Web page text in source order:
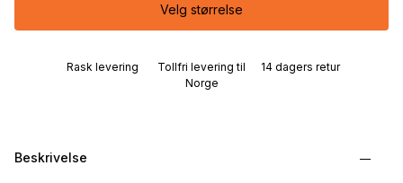
Velg størrelse
Rask levering
Tollfri levering til
Norge
14 dagers retur
Beskrivelse